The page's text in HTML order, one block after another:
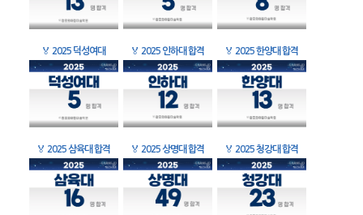
🏅 2025 덕성여대 🏅 2025 인하대 합격 🏅 2025 한양대 합격
🏅 2025 삼육대 합격 🏅 2025 상명대 합격 🏅 2025 청강대 합격